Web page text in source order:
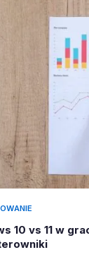
10 vs 11 w